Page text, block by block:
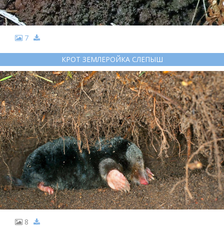
7
КРОТ ЗЕМЛЕРОЙКА СЛЕПЫШ
8